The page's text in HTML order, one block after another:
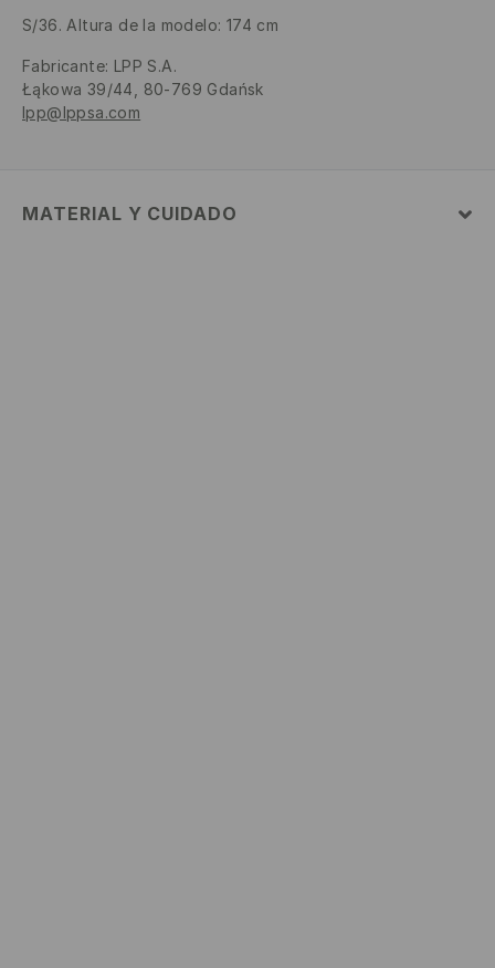
S/36. Altura de la modelo: 174 cm
Fabricante: LPP S.A.
Łąkowa 39/44, 80-769 Gdańsk
lpp@lppsa.com
MATERIAL Y CUIDADO